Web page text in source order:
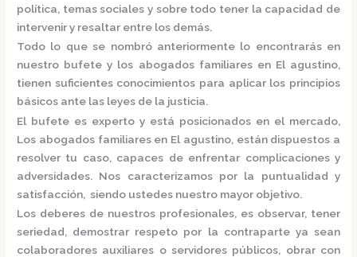
política, temas sociales y sobre todo tener la capacidad de
intervenir y resaltar entre los demás.
Todo lo que se nombró anteriormente lo encontrarás en
nuestro bufete y los abogados familiares en El agustino,
tienen suficientes conocimientos para aplicar los principios
básicos ante las leyes de la justicia.
El bufete es experto y está posicionados en el mercado,
Los abogados familiares en El agustino, están dispuestos a
resolver tu caso, capaces de enfrentar complicaciones y
adversidades. Nos caracterizamos por la puntualidad y
satisfacción, siendo ustedes nuestro mayor objetivo.
Los deberes de nuestros profesionales, es observar, tener
seriedad, demostrar respeto por la contraparte ya sean
colaboradores auxiliares o servidores públicos, obrar con